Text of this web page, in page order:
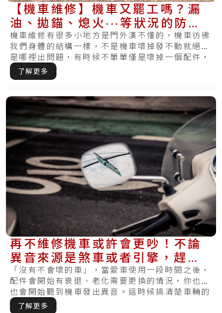
【機車維修】機車又罷工嗎？漏
油、拋錨、熄火‧‧‧等狀況的防範
方式在這裡
機車維修有很多小地方是門外漢不懂的，機車彷彿
我們身體的結構一樣，不是機車壞掉發不動就絕對
是哪裡出問題，有時候不單單僅是壞掉一個配件，
反而.....
了解更多
再不維修機車或許會更吵！不論
異音來源是煞車或者引擎，趕快
來了解解決方式
「沒有不會壞的車」，當愛車使用一段時間之後，
配件會開始有衰退、老化需要更換的情況，你也許
也會開始聽到機車發出異音。這時候搞清楚車輛的
異音.....
了解更多